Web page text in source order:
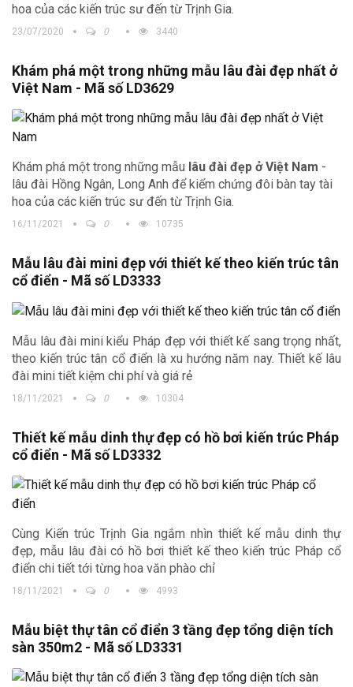
hoa của các kiến trúc sư đến từ Trịnh Gia.
23/07/2020 0 3440
Khám phá một trong những mẫu lâu đài đẹp nhất ở
Việt Nam - Mã số LD3629
Khám phá một trong những mẫu lâu đài đẹp ở Việt Nam -
lâu đài Hồng Ngân, Long Anh để kiểm chứng đôi bàn tay tài
hoa của các kiến trúc sư đến từ Trịnh Gia.
16/11/2021 0 10735
Mẫu lâu đài mini đẹp với thiết kế theo kiến trúc tân
cổ điển - Mã số LD3333
Mẫu lâu đài mini kiểu Pháp đẹp với thiết kế sang trọng nhất,
theo kiến trúc tân cổ điển là xu hướng năm nay. Thiết kế lâu
đài mini tiết kiệm chi phí và giá rẻ
18/11/2021 0 10304
Thiết kế mẫu dinh thự đẹp có hồ bơi kiến trúc Pháp
cổ điển - Mã số LD3332
Cùng Kiến trúc Trịnh Gia ngắm nhìn thiết kế mẫu dinh thự
đẹp, mẫu lâu đài có hồ bơi thiết kế theo kiến trúc Pháp cổ
điển chi tiết tới từng hoa văn phào chỉ
18/11/2021 0 4993
Mẫu biệt thự tân cổ điển 3 tầng đẹp tổng diện tích
sàn 350m2 - Mã số LD3331